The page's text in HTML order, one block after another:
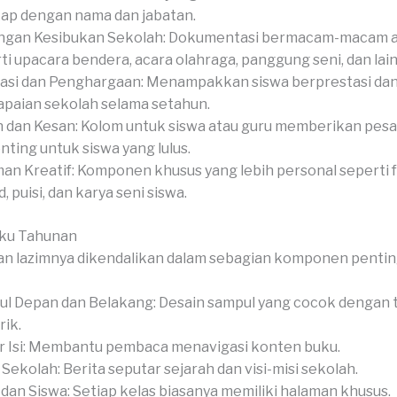
dengan nama dan jabatan.
Kesibukan Sekolah: Dokumentasi bermacam-macam
upacara bendera, acara olahraga, panggung seni, dan
dan Penghargaan: Menampakkan siswa berprestasi
sekolah selama setahun.
dan Kesan: Kolom untuk siswa atau guru memberikan
untuk siswa yang lulus.
Kreatif: Komponen khusus yang lebih personal
puisi, dan karya seni siswa.
Tahunan
lazimnya dikendalikan dalam sebagian komponen
Depan dan Belakang: Desain sampul yang cocok dengan
Isi: Membantu pembaca menavigasi konten buku.
Berita seputar sejarah dan visi-misi sekolah.
Siswa: Setiap kelas biasanya memiliki halaman khusus.